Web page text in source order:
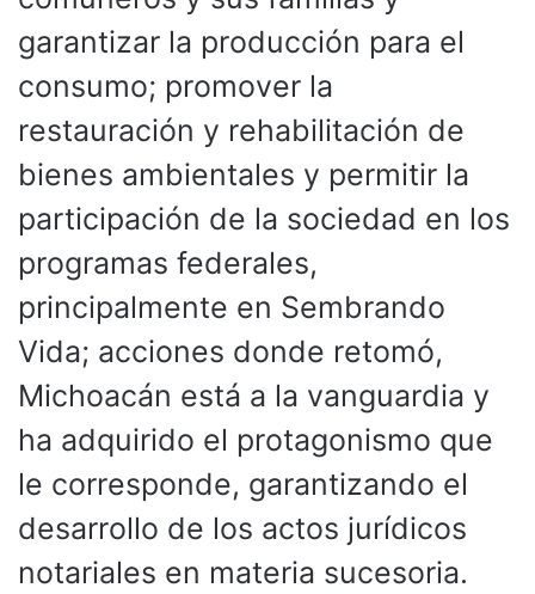
garantizar la producción para el
consumo; promover la
restauración y rehabilitación de
bienes ambientales y permitir la
participación de la sociedad en los
programas federales,
principalmente en Sembrando
Vida; acciones donde retomó,
Michoacán está a la vanguardia y
ha adquirido el protagonismo que
le corresponde, garantizando el
desarrollo de los actos jurídicos
notariales en materia sucesoria.